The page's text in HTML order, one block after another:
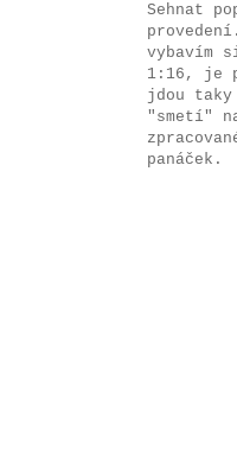
Sehnat
vybavím
1:16, je
jdou taky
"smetí"
panáček.